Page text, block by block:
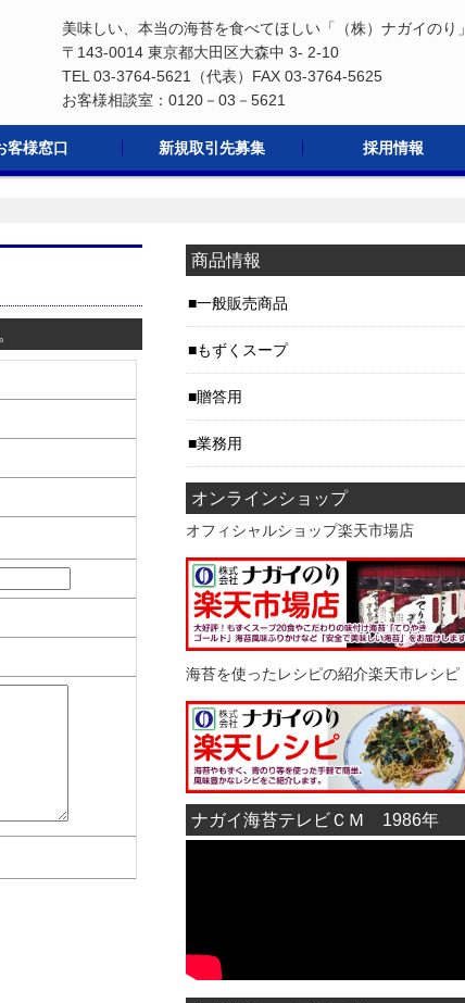
美味しい、本当の海苔を食べてほしい「（株）ナガイのり」
〒143-0014 東京都大田区大森中 3- 2-10
TEL 03-3764-5621（代表）FAX 03-3764-5625
お客様相談室：0120－03－5621
客様窓口 新規取引先募集 採用情報
商品情報
一般販売商品
もずくスープ
贈答用
業務用
オンラインショップ
オフィシャルショップ楽天市場店
海苔を使ったレシピの紹介楽天市レシピ
ナガイ海苔テレビＣＭ 1986年